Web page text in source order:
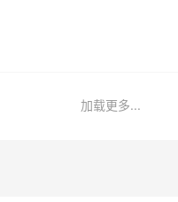
加载更多...